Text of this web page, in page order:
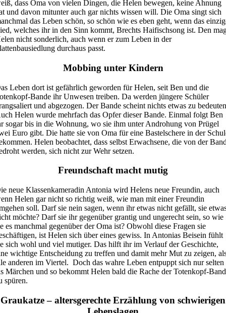
dass Oma von vielen Dingen, die Helen bewegen, keine Ahnung
und davon mitunter auch gar nichts wissen will. Die Oma singt sich
das Leben schön, so schön wie es eben geht, wenn das
welches ihr in den Sinn kommt, Brechts Haifischsong ist. Den
nicht sonderlich, auch wenn er zum Leben in der
durchaus passt.
Mobbing unter Kindern
Leben dort ist gefährlich geworden für Helen, seit Ben und die
Bande ihr Unwesen treiben. Da werden jüngere Schüler
und abgezogen. Der Bande scheint nichts etwas zu
Helen wurde mehrfach das Opfer dieser Bande. Einmal folgt Ben
sogar bis in die Wohnung, wo sie ihm unter Androhung von Prügel
Euro gibt. Die hatte sie von Oma für eine Bastelschere in der
Helen beobachtet, dass selbst Erwachsene, die von der
werden, sich nicht zur Wehr setzen.
Freundschaft macht mutig
neue Klassenkameradin Antonia wird Helens neue Freundin, auch
Helen gar nicht so richtig weiß, wie man mit einer Freundin
soll. Darf sie nein sagen, wenn ihr etwas nicht gefällt, sie
möchte? Darf sie ihr gegenüber grantig und ungerecht sein, so wie
es manchmal gegenüber der Oma ist? Obwohl diese Fragen sie
ist Helen sich über eines gewiss. In Antonias Beisein fühlt
sich wohl und viel mutiger. Das hilft ihr im Verlauf der Geschichte,
wichtige Entscheidung zu treffen und damit mehr Mut zu zeigen,
anderen im Viertel. Doch das wahre Leben entpuppt sich nur selten
Märchen und so bekommt Helen bald die Rache der Totenkopf-
spüren.
Graukatze – altersgerechte Erzählung von schwierigen